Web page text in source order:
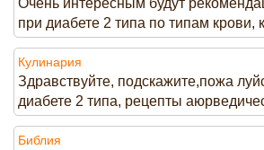
Очень интересным будут
при диабете 2 типа по типам крови,
Кулинария
Здравствуйте, подскажите,пожа
диабете 2 типа, рецепты
Библия